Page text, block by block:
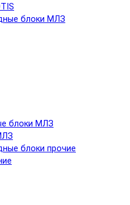
блоки МЛЗ
блоки МЛЗ
блоки прочие